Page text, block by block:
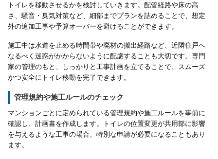
トイレを移動させるかを検討していきます。配管経路や床の高
さ、騒音・臭気対策など、細部までプランを詰めることで、想定
外の追加工事や予算オーバーを避けることができます。
施工中は水道を止める時間帯や廃材の搬出経路など、近隣住戸へ
なるべく迷惑がかからないように配慮することも大切です。専門
家の管理のもと、しっかりと工事計画を立てることで、スムーズ
かつ安全にトイレ移動を完了できます。
管理規約や施工ルールのチェック
マンションごとに定められている管理規約や施工ルールを事前に
確認し、計画書を作成します。トイレの位置変更が共用部に影響
を与えるような工事の場合、特別な申請が必要になることもあり
ます。